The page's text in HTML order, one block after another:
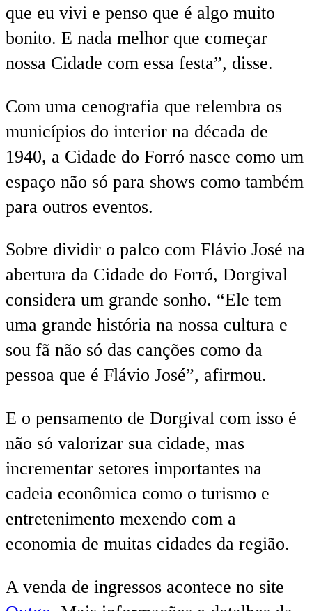
que eu vivi e penso que é algo muito
bonito. E nada melhor que começar
nossa Cidade com essa festa”, disse.
Com uma cenografia que relembra os
municípios do interior na década de
1940, a Cidade do Forró nasce como um
espaço não só para shows como também
para outros eventos.
Sobre dividir o palco com Flávio José na
abertura da Cidade do Forró, Dorgival
considera um grande sonho. “Ele tem
uma grande história na nossa cultura e
sou fã não só das canções como da
pessoa que é Flávio José”, afirmou.
E o pensamento de Dorgival com isso é
não só valorizar sua cidade, mas
incrementar setores importantes na
cadeia econômica como o turismo e
entretenimento mexendo com a
economia de muitas cidades da região.
A venda de ingressos acontece no site